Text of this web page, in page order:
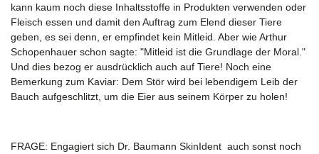
kann kaum noch diese Inhaltsstoffe in Produkten verwenden oder
Fleisch essen und damit den Auftrag zum Elend dieser Tiere
geben, es sei denn, er empfindet kein Mitleid. Aber wie Arthur
Schopenhauer schon sagte: "Mitleid ist die Grundlage der Moral."
Und dies bezog er ausdrücklich auch auf Tiere! Noch eine
Bemerkung zum Kaviar: Dem Stör wird bei lebendigem Leib der
Bauch aufgeschlitzt, um die Eier aus seinem Körper zu holen!
FRAGE: Engagiert sich Dr. Baumann SkinIdent auch sonst noch